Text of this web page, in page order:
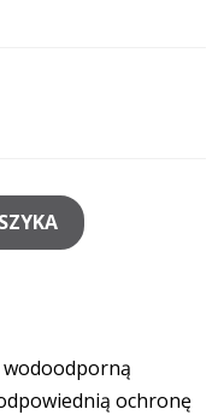
wodoodporną
ochronę